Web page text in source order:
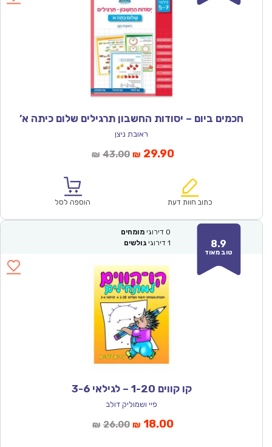
חכמים ביום – יסודות החשבון תרגילים שלום כיתה א’
ראובת ניצן
₪ 43.00המחיר
₪43.00.
₪ 29.90המחיר
הוא:
כתוב חוות דעת הוספה לסל
8.9
טוב מאוד
0 דירוגי מומחים
1 דירוגי גולשים
קו קווים 1-20 – לגילאי 3-6
פיי ושמוליק דולב
₪ 26.00המחיר
₪ 18.00המחיר